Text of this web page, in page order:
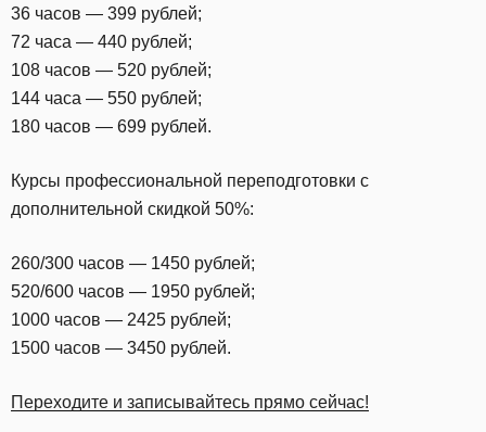
36 часов — 399 рублей;
72 часа — 440 рублей;
108 часов — 520 рублей;
144 часа — 550 рублей;
180 часов — 699 рублей.
Курсы профессиональной переподготовки с
дополнительной скидкой 50%:
260/300 часов — 1450 рублей;
520/600 часов — 1950 рублей;
1000 часов — 2425 рублей;
1500 часов — 3450 рублей.
Переходите и записывайтесь прямо сейчас!